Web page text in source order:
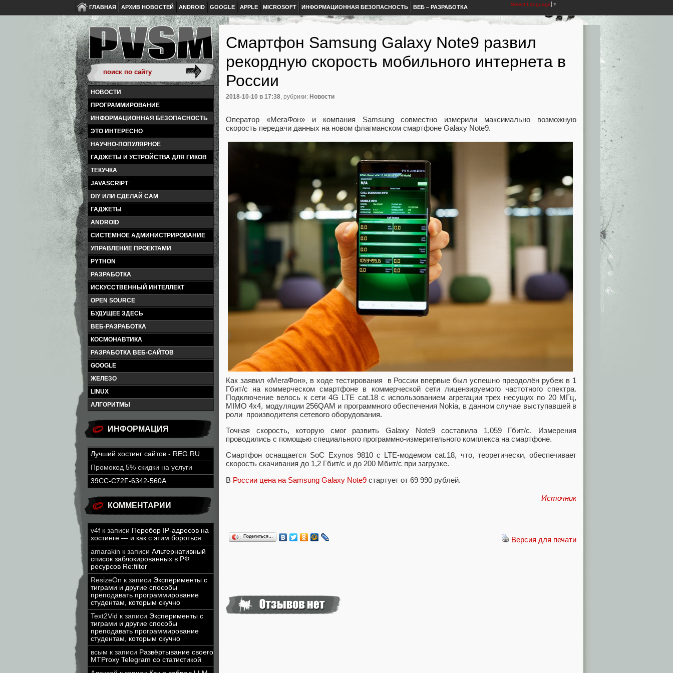
ГЛАВНАЯ АРХИВ НОВОСТЕЙ ANDROID GOOGLE APPLE MICROSOFT ИНФОРМАЦИОННАЯ БЕЗОПАСНОСТЬ ВЕБ – РАЗРАБОТКА Select Language ▼
НОВОСТИ
ПРОГРАММИРОВАНИЕ
ИНФОРМАЦИОННАЯ БЕЗОПАСНОСТЬ
ЭТО ИНТЕРЕСНО
НАУЧНО-ПОПУЛЯРНОЕ
ГАДЖЕТЫ И УСТРОЙСТВА ДЛЯ ГИКОВ
ТЕКУЧКА
JAVASCRIPT
DIY ИЛИ СДЕЛАЙ САМ
ГАДЖЕТЫ
ANDROID
СИСТЕМНОЕ АДМИНИСТРИРОВАНИЕ
УПРАВЛЕНИЕ ПРОЕКТАМИ
PYTHON
РАЗРАБОТКА
ИСКУССТВЕННЫЙ ИНТЕЛЛЕКТ
OPEN SOURCE
БУДУЩЕЕ ЗДЕСЬ
ВЕБ-РАЗРАБОТКА
КОСМОНАВТИКА
РАЗРАБОТКА ВЕБ-САЙТОВ
GOOGLE
ЖЕЛЕЗО
LINUX
АЛГОРИТМЫ
ИНФОРМАЦИЯ
Лучший хостинг сайтов - REG.RU
Промокод 5% скидки на услуги
39CC-C72F-6342-560A
КОММЕНТАРИИ
v4f к записи Перебор IP-адресов на
хостинге — и как с этим бороться
amarakin к записи Альтернативный
список заблокированных в РФ
ресурсов Re:filter
ResizeOn к записи Эксперименты с
тиграми и другие способы
преподавать программирование
студентам, которым скучно
Text2Vid к записи Эксперименты с
тиграми и другие способы
преподавать программирование
студентам, которым скучно
всым к записи Развёртывание своего
MTProxy Telegram со статистикой
Смартфон Samsung Galaxy Note9 развил
рекордную скорость мобильного интернета в
России
2018-10-10 в 17:38, рубрики: Новости
Оператор «МегаФон» и компания Samsung совместно измерили максимально возможную
скорость передачи данных на новом флагманском смартфоне Galaxy Note9.
Как заявил «МегаФон», в ходе тестирования в России впервые был успешно преодолён рубеж в 1
Гбит/с на коммерческом смартфоне в коммерческой сети лицензируемого частотного спектра.
Подключение велось к сети 4G LTE cat.18 с использованием агрегации трех несущих по 20 МГц,
MIMO 4x4, модуляции 256QAM и программного обеспечения Nokia, в данном случае выступавшей в
роли производителя сетевого оборудования.
Точная скорость, которую смог развить Galaxy Note9 составила 1,059 Гбит/с. Измерения
проводились с помощью специального программно-измерительного комплекса на смартфоне.
Смартфон оснащается SoC Exynos 9810 с LTE-модемом cat.18, что, теоретически, обеспечивает
скорость скачивания до 1,2 Гбит/с и до 200 Мбит/с при загрузке.
В России цена на Samsung Galaxy Note9 стартует от 69 990 рублей.
Источник
Версия для печати
Поделиться…